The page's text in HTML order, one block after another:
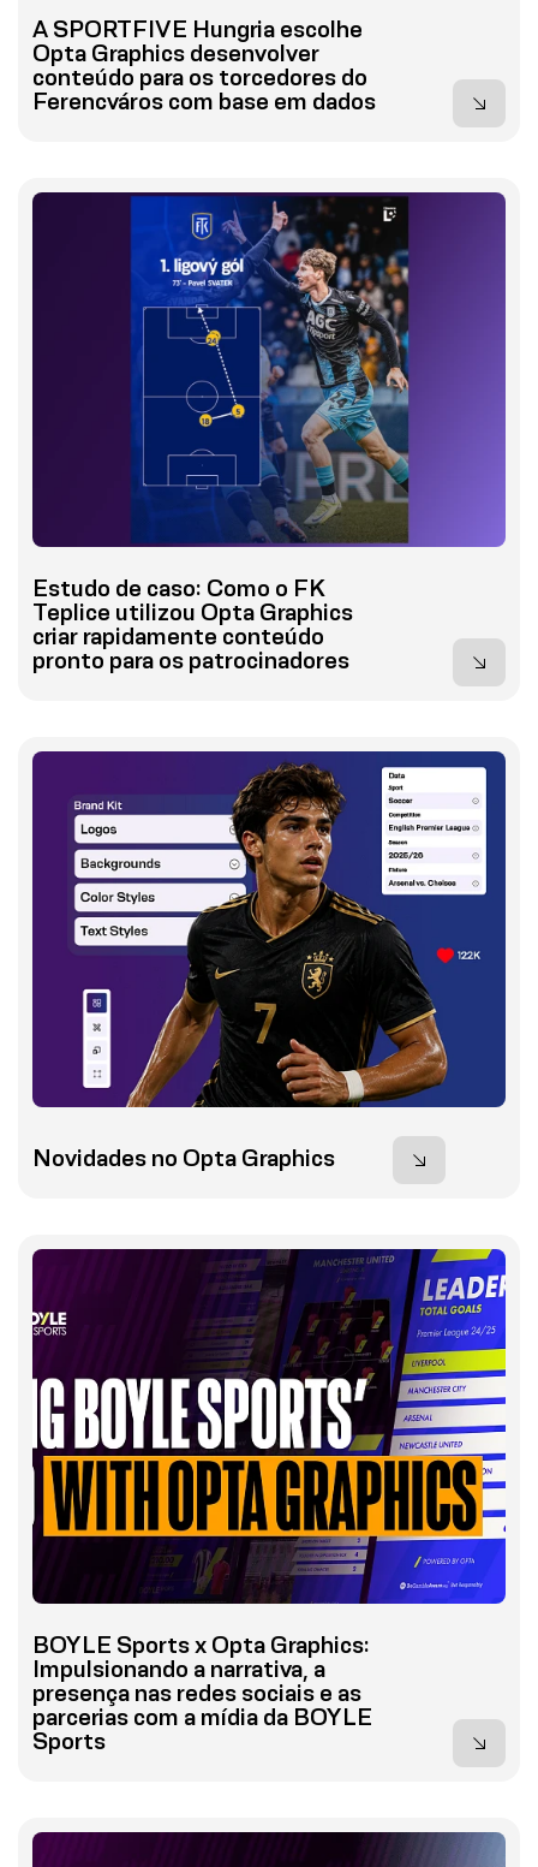
A SPORTFIVE Hungria escolhe
Opta Graphics desenvolver
conteúdo para os torcedores do
Ferencváros com base em dados
Estudo de caso: Como o FK
Teplice utilizou Opta Graphics
criar rapidamente conteúdo
pronto para os patrocinadores
Novidades no Opta Graphics
BOYLE Sports x Opta Graphics:
Impulsionando a narrativa, a
presença nas redes sociais e as
parcerias com a mídia da BOYLE
Sports